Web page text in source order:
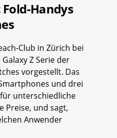
Handys
Club in Zürich bei
Z Serie der
vorgestellt. Das
und drei
unterschiedliche
Preise, und sagt,
Anwender